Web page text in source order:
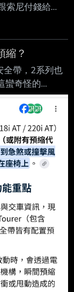
索尼付錢給
這麼沒格調？
It Runs Ads.
in Your Car
縮？
全帶，2系列也
蠻奇怪的
最近才買了
這應該是
請車主 出來分
my Samsung